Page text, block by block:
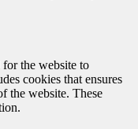
for the website to
cookies that ensures
the website. These